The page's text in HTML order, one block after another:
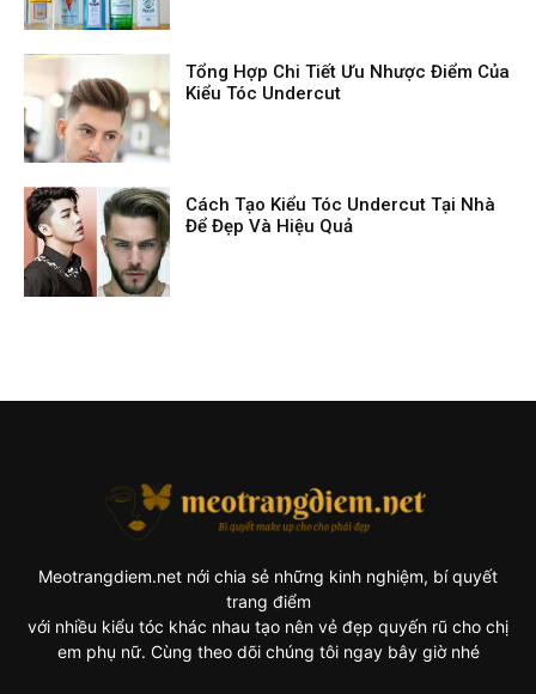
Tổng Hợp Chi Tiết Ưu Nhược Điểm Của
Kiểu Tóc Undercut
Cách Tạo Kiểu Tóc Undercut Tại Nhà
Để Đẹp Và Hiệu Quả
Meotrangdiem.net nới chia sẻ những kinh nghiệm, bí quyết
trang điểm
với nhiều kiểu tóc khác nhau tạo nên vẻ đẹp quyến rũ cho chị
em phụ nữ. Cùng theo dõi chúng tôi ngay bây giờ nhé